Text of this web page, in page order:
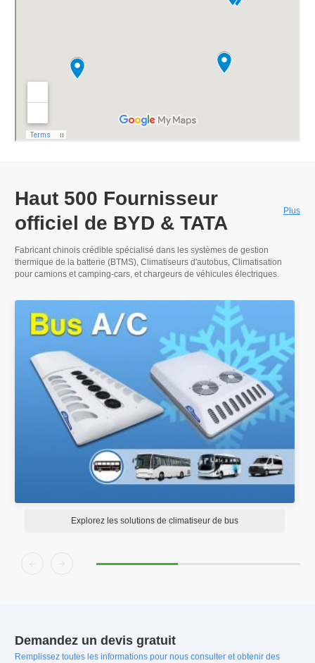
Haut 500 Fournisseur
officiel de BYD & TATA
Plus
Fabricant chinois crédible spécialisé dans les systèmes de gestion
thermique de la batterie (BTMS), Climatiseurs d'autobus, Climatisation
pour camions et camping-cars , et chargeurs de véhicules électriques.
Explorez les solutions de climatiseur de bus
Demandez un devis gratuit
Remplissez toutes les informations pour nous consulter et obtenir des